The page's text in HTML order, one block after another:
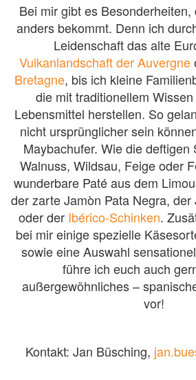
Bei mir gibt es
anders bekommt. Denn ich
Leidenschaft das alte
Vulkanlandschaft der Auvergne
Bretagne, bis ich kleine
die mit traditionellem
Lebensmittel herstellen. So
nicht ursprünglicher sein
Maybachufer. Wie die deftigen
Walnuss, Wildsau, Feige oder
wunderbare Paté aus dem
der zarte Jamòn Pata Negra,
oder der Ibérico-Schinken.
bei mir einige spezielle
sowie eine Auswahl
führe ich euch auch
außergewöhnliches –
vor!
Kontakt: Jan Büsching,